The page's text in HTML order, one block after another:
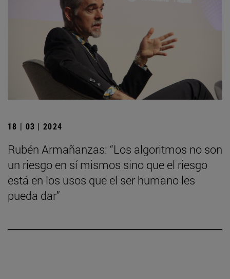
18 | 03 | 2024
Rubén Armañanzas: “Los algoritmos no son
un riesgo en sí mismos sino que el riesgo
está en los usos que el ser humano les
pueda dar”